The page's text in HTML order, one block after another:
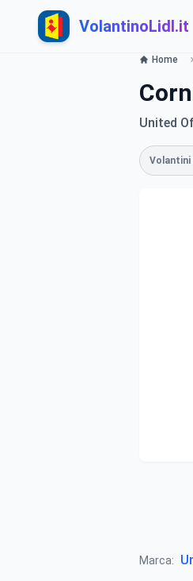
VolantinoLidl.it
Home
United
Volantini
Marca: